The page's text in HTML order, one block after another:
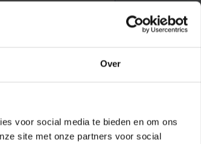
Over
voor social media te bieden en om ons
site met onze partners voor social